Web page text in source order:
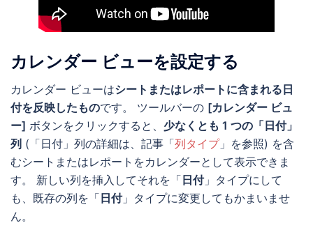
カレンダー ビューを設定する
カレンダー ビューはシートまたはレポートに含まれる日
付を反映したものです。 ツールバーの [カレンダー ビュ
ー] ボタンをクリックすると、 少なくとも 1 つの「日付」
列 (「日付」列の詳細は、記事「列タイプ」を参照) を含
むシートまたはレポートをカレンダーとして表示できま
す。 新しい列を挿入してそれを「日付」タイプにして
も、既存の列を「日付」タイプに変更してもかまいませ
ん。